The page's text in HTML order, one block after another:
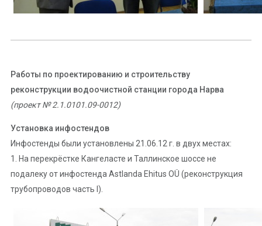
Работы по проектированию и строительству
реконструкции водоочистной станции города Нарва
(проект № 2.1.0101.09-0012)
Установка инфостендов
Инфостенды были установлены 21.06.12 г. в двух местах:
1. На перекрёстке Кангеласте и Таллинское шоссе не
подалеку от инфостенда Astlanda Ehitus OÜ (реконструкция
трубопроводов часть I).